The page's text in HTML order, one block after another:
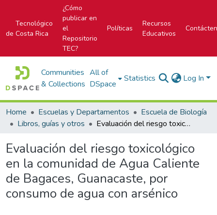
Tecnológico
de Costa Rica
¿Cómo
publicar en
el
Repositorio
TEC?
Políticas
Recursos
Educativos
Communities
& Collections
All of
DSpace
Statistics Log In
Home Escuelas y Departamentos
Escuela de Biología
Libros, guías y otros
Evaluación del riesgo toxicológico en la comunidad de Agua Caliente de Bagaces, Guanacaste, por consumo de agua con arsénico
Evaluación del riesgo toxicológico
en la comunidad de Agua Caliente
de Bagaces, Guanacaste, por
consumo de agua con arsénico